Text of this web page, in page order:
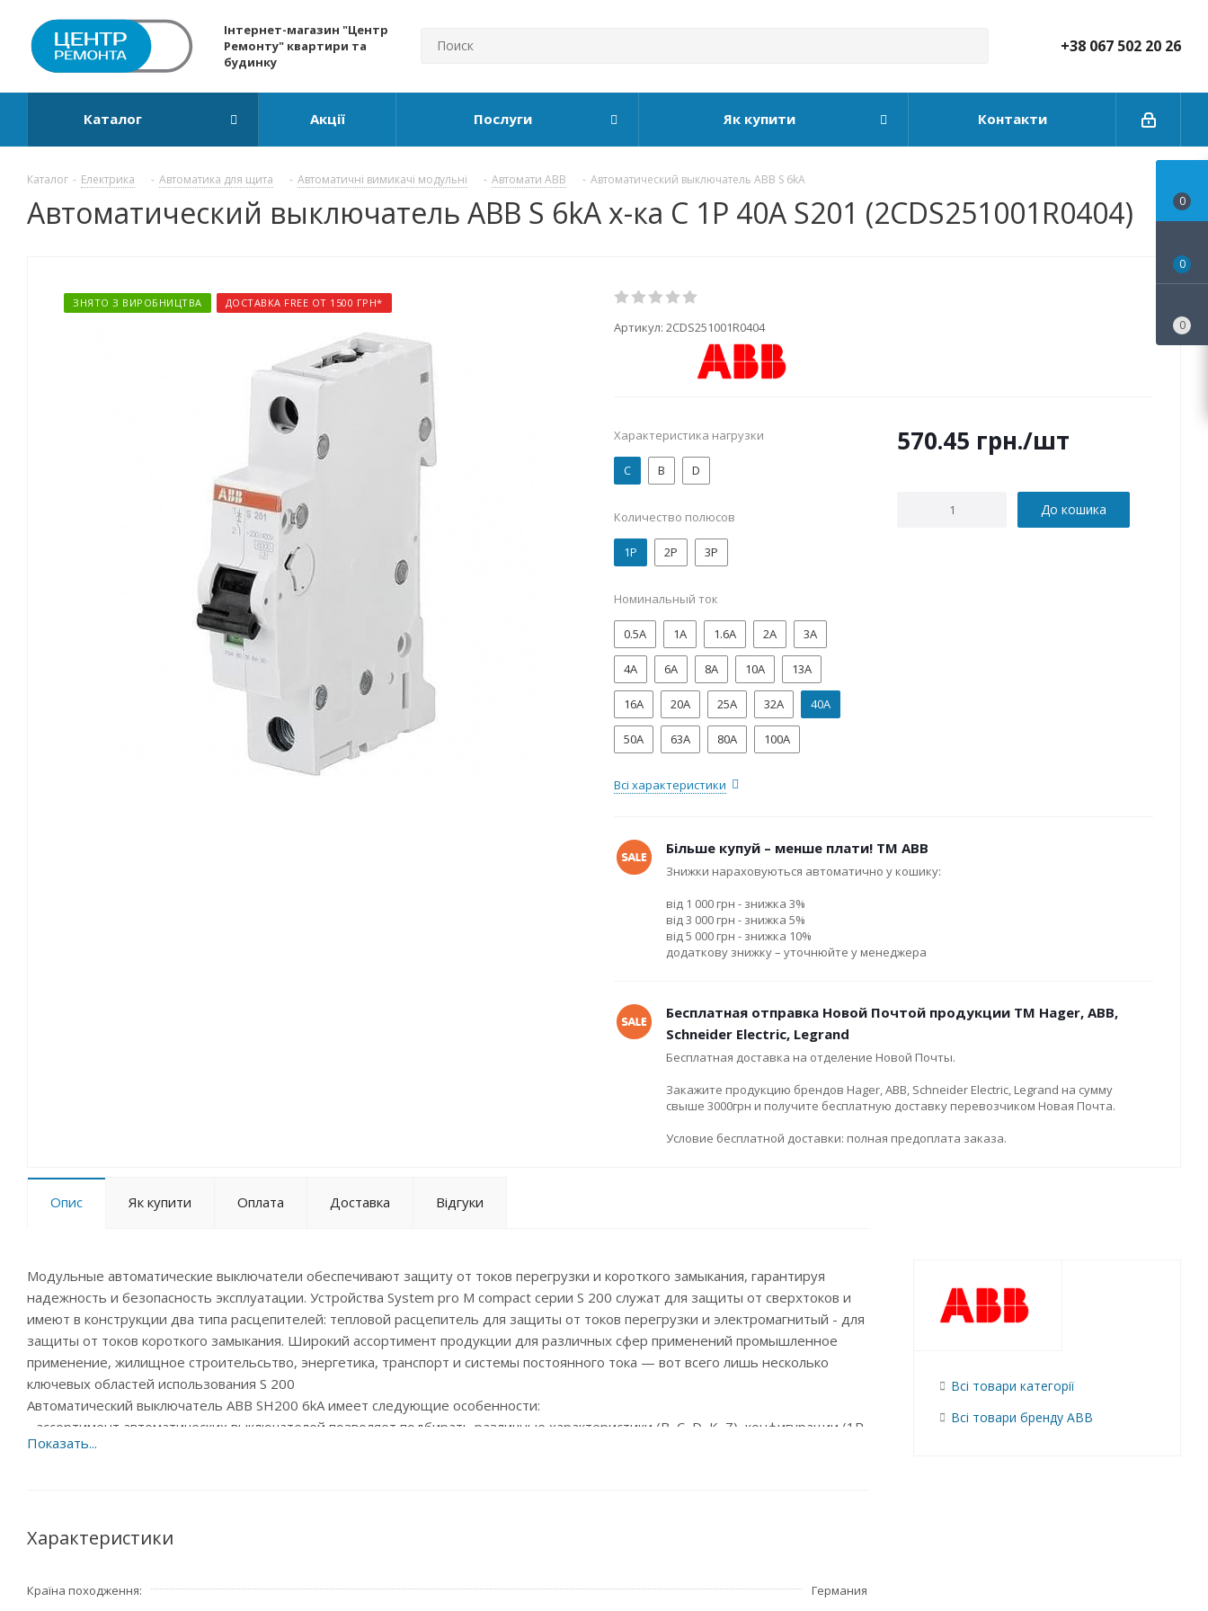
Інтернет-магазин "Центр
Ремонту" квартири та
будинку
+38 067 502 20 26
Каталог Акції Послуги Як купити Контакти
Каталог - Електрика - Автоматика для щита - Автоматичні вимикачі модульні - Автомати ABB - Автоматический выключатель ABB S 6kA
Автоматический выключатель ABB S 6kA х-ка C 1P 40А S201 (2CDS251001R0404)
ЗНЯТО З ВИРОБНИЦТВА ДОСТАВКА FREE ОТ 1500 ГРН*
Артикул: 2CDS251001R0404
Характеристика нагрузки
C B D
Количество полюсов
1P 2P 3P
Номинальный ток
0.5А 1А 1.6А 2А 3А
4А 6А 8А 10А 13А
16А 20А 25А 32А 40А
50А 63А 80А 100А
Всі характеристики
570.45 грн./шт
До кошика
Більше купуй – менше плати! ТМ ABB
Знижки нараховуються автоматично у кошику:
від 1 000 грн - знижка 3%
від 3 000 грн - знижка 5%
від 5 000 грн - знижка 10%
додаткову знижку – уточнюйте у менеджера
Бесплатная отправка Новой Почтой продукции ТМ Hager, ABB,
Schneider Electric, Legrand
Бесплатная доставка на отделение Новой Почты.
Закажите продукцию брендов Hager, ABB, Schneider Electric, Legrand на сумму
свыше 3000грн и получите бесплатную доставку перевозчиком Новая Почта.
Условие бесплатной доставки: полная предоплата заказа.
Опис Як купити Оплата Доставка Відгуки
Модульные автоматические выключатели обеспечивают защиту от токов перегрузки и короткого замыкания, гарантируя
надежность и безопасность эксплуатации. Устройства System pro M compact серии S 200 служат для защиты от сверхтоков и
имеют в конструкции два типа расцепителей: тепловой расцепитель для защиты от токов перегрузки и электромагнитый - для
защиты от токов короткого замыкания. Широкий ассортимент продукции для различных сфер применений промышленное
применение, жилищное строительсьтво, энергетика, транспорт и системы постоянного тока — вот всего лишь несколько
ключевых областей использования S 200
Автоматический выключатель ABB SH200 6kA имеет следующие особенности:
- ассортимент автоматических выключателей позволяет подбирать различные характеристики (B, C, D, K, Z), конфигурации (1P,
1P+N, 2P, 3P, 3P+N, 4P), отключающие способности (до 25 кА) и номинальные токи (до 100 А);
- схема подключения и основные технические данные нанесены на фронтальную часть аппарата.;
позволяют использовать для монтажа кабель сечением до 35 мм2, а S200 до 100 А - до 50 мм2;
Характеристики
Країна походження
Германия
Всі товари категорії
Всі товари бренду ABB
0
0
0